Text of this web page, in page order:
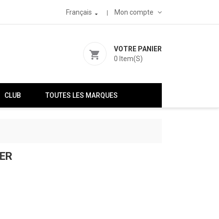
Français  Mon compte
shopping_cart
VOTRE PANIER
0 Item(s)
CLUB TOUTES LES MARQUES